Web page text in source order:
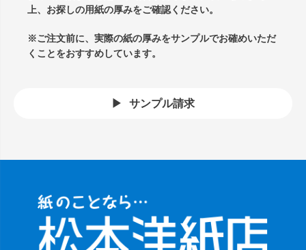
上、お探しの用紙の厚みをご確認ください。
※ご注文前に、実際の紙の厚みをサンプルでお確めいただ
くことをおすすめしています。
サンプル請求